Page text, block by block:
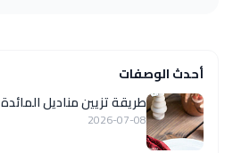
أحدث الوصفات
طريقة تزيين مناديل المائدة
2026-07-08